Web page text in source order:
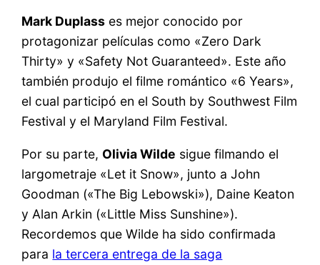
Mark Duplass es mejor conocido por
protagonizar películas como «Zero Dark
Thirty» y «Safety Not Guaranteed». Este año
también produjo el filme romántico «6 Years»,
el cual participó en el South by Southwest Film
Festival y el Maryland Film Festival.
Por su parte, Olivia Wilde sigue filmando el
largometraje «Let it Snow», junto a John
Goodman («The Big Lebowski»), Daine Keaton
y Alan Arkin («Little Miss Sunshine»).
Recordemos que Wilde ha sido confirmada
para la tercera entrega de la saga